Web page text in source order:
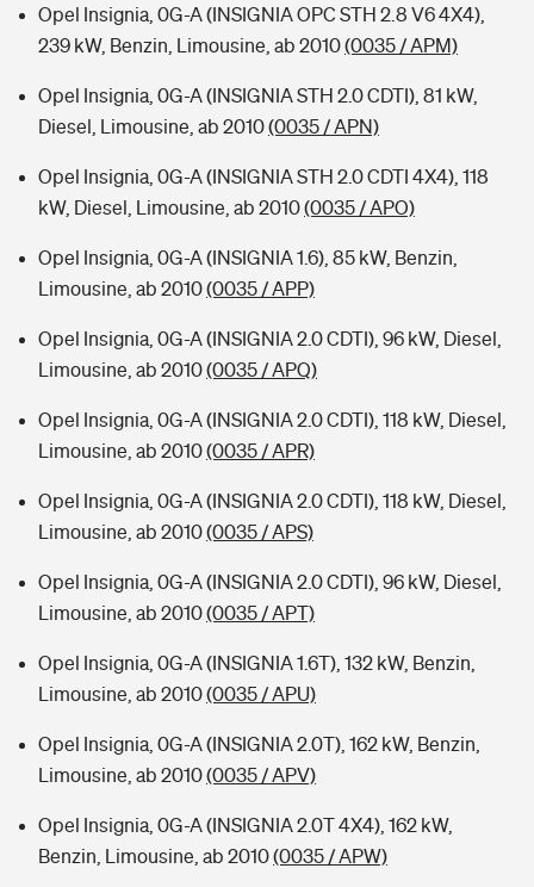
Opel Insignia, 0G-A (INSIGNIA OPC STH 2.8 V6 4X4),
239 kW, Benzin, Limousine, ab 2010(0035 / APM)
Opel Insignia, 0G-A (INSIGNIA STH 2.0 CDTI), 81 kW,
Diesel, Limousine, ab 2010(0035 / APN)
Opel Insignia, 0G-A (INSIGNIA STH 2.0 CDTI 4X4), 118
kW, Diesel, Limousine, ab 2010(0035 / APO)
Opel Insignia, 0G-A (INSIGNIA 1.6), 85 kW, Benzin,
Limousine, ab 2010(0035 / APP)
Opel Insignia, 0G-A (INSIGNIA 2.0 CDTI), 96 kW, Diesel,
Limousine, ab 2010(0035 / APQ)
Opel Insignia, 0G-A (INSIGNIA 2.0 CDTI), 118 kW, Diesel,
Limousine, ab 2010(0035 / APR)
Opel Insignia, 0G-A (INSIGNIA 2.0 CDTI), 118 kW, Diesel,
Limousine, ab 2010(0035 / APS)
Opel Insignia, 0G-A (INSIGNIA 2.0 CDTI), 96 kW, Diesel,
Limousine, ab 2010(0035 / APT)
Opel Insignia, 0G-A (INSIGNIA 1.6T), 132 kW, Benzin,
Limousine, ab 2010(0035 / APU)
Opel Insignia, 0G-A (INSIGNIA 2.0T), 162 kW, Benzin,
Limousine, ab 2010(0035 / APV)
Opel Insignia, 0G-A (INSIGNIA 2.0T 4X4), 162 kW,
Benzin, Limousine, ab 2010(0035 / APW)